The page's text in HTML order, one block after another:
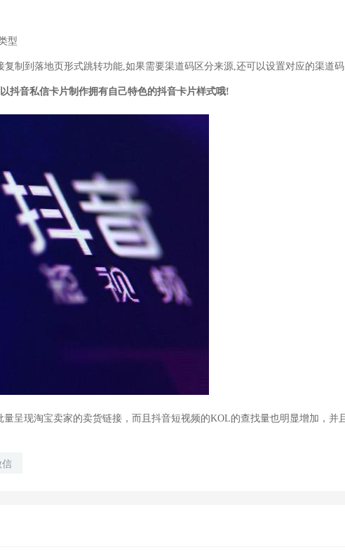
型
制到落地页形式跳转功能,如果需要渠道码区分来源,还可以设置对应的渠道
抖音私信卡片制作拥有自己特色的抖音卡片样式哦!
呈现淘宝卖家的卖货链接，而且 抖音短视频的KOL的查找量也明显增加，并且